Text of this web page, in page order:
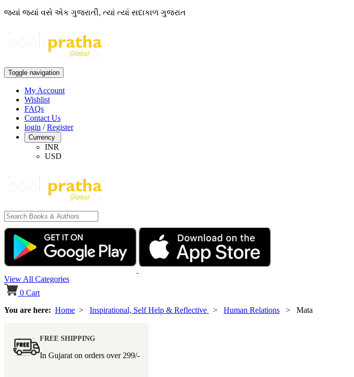
જ્યાં જ્યાં વસે એક ગુજરાતી, ત્યાં ત્યાં સદાકાળ ગુજરાત
Toggle navigation
My Account
Wishlist
FAQs
Contact Us
login /Register
Currency
INR
USD
View All Categories
0 Cart
You are here: Home > Inspirational, Self Help & Reflective > Human Relations > Mata
FREE SHIPPING
In Gujarat on orders over 299/-